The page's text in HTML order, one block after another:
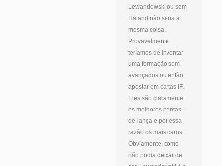
Lewandowski ou sem
Håland não seria a
mesma coisa.
Provavelmente
teríamos de inventar
uma formação sem
avançados ou então
apostar em cartas IF.
Eles são claramente
os melhores pontas-
de-lança e por essa
razão os mais caros.
Obviamente, como
não podia deixar de